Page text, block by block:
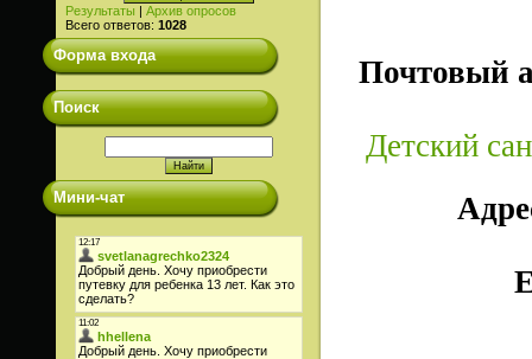
Результаты
Архив опросов
Всего ответов: 1028
Форма входа
Поиск
Мини-чат
Почтовый
Детский